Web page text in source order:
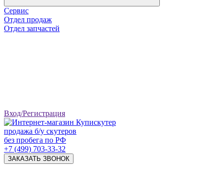
Сервис
Отдел продаж
Отдел запчастей
Вход/Регистрация
продажа б/у скутеров
без пробега по РФ
+7 (499) 703-33-32
ЗАКАЗАТЬ ЗВОНОК